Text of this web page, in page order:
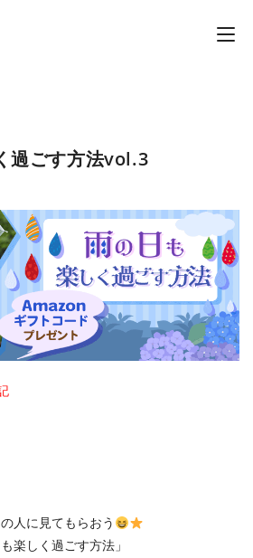
過ごす方法vol.3
人に見てもらおう
楽しく過ごす方法」